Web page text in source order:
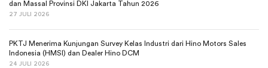
dan Massal Provinsi DKI Jakarta Tahun 2026
27 JULI 2026
PKTJ Menerima Kunjungan Survey Kelas Industri dari Hino Motors Sales
Indonesia (HMSI) dan Dealer Hino DCM
24 JULI 2026